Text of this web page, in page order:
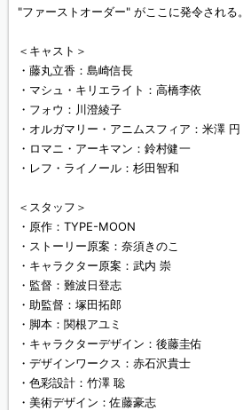
"ファーストオーダー" がここに発令される。
＜キャスト＞
・藤丸立香：島崎信長
・マシュ・キリエライト：高橋李依
・フォウ：川澄綾子
・オルガマリー・アニムスフィア：米澤 円
・ロマニ・アーキマン：鈴村健一
・レフ・ライノール：杉田智和
＜スタッフ＞
・原作：TYPE-MOON
・ストーリー原案：奈須きのこ
・キャラクター原案：武内 崇
・監督：難波日登志
・助監督：塚田拓郎
・脚本：関根アユミ
・キャラクターデザイン：後藤圭佑
・デザインワークス：赤石沢貴士
・色彩設計：竹澤 聡
・美術デザイン：佐藤豪志